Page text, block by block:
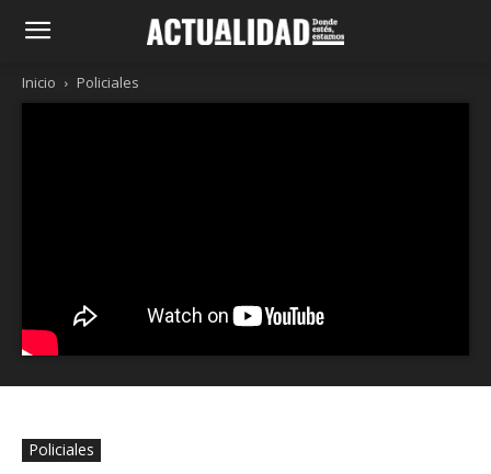
Inicio Policiales
Policiales